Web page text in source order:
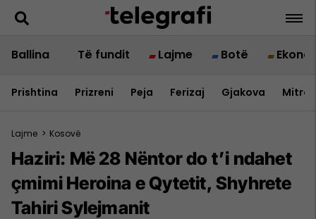
Ballina Të fundit Lajme Botë
Prishtina Prizreni Peja Ferizaj Gjakova
Lajme > Kosovë
Haziri: Më 28 Nëntor do t’i ndahet
çmimi Heroina e Qytetit, Shyhrete
Tahiri Sylejmanit